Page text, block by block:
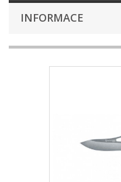
INFORMACE